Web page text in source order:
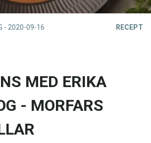
- 2020-09-16 RECEPT
MED ERIKA
- MORFARS